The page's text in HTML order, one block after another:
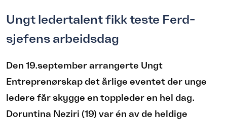
Ungt ledertalent fikk teste Ferd-
sjefens arbeidsdag
Den 19.september arrangerte Ungt
Entreprenørskap det årlige eventet der unge
ledere får skygge en toppleder en hel dag.
Doruntina Neziri (19) var én av de heldige